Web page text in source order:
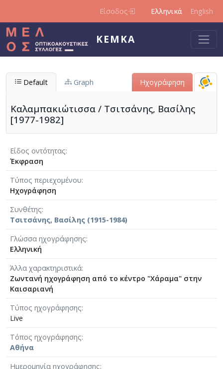
Είσοδος Ελληνικά English
ΚΕΜΚΑ
Default Graph Ηχογράφηση
Καλαμπακιώτισσα / Τσιτσάνης, Βασίλης
[1977-1982]
Είδος οντότητας
Έκφραση
Τύπος περιεχομένου
Ηχογράφηση
Συνθέτης
Τσιτσάνης, Βασίλης (1915-1984)
Γλώσσα ηχογράφησης
Ελληνική
Άλλα χαρακτηριστικά
Ζωντανή ηχογράφηση από το κέντρο "Χάραμα" στην
Καισαριανή
Τύπος ηχογράφησης
Live
Τόπος ηχογράφησης
Αθήνα
Ημερομηνία ηχογράφησης